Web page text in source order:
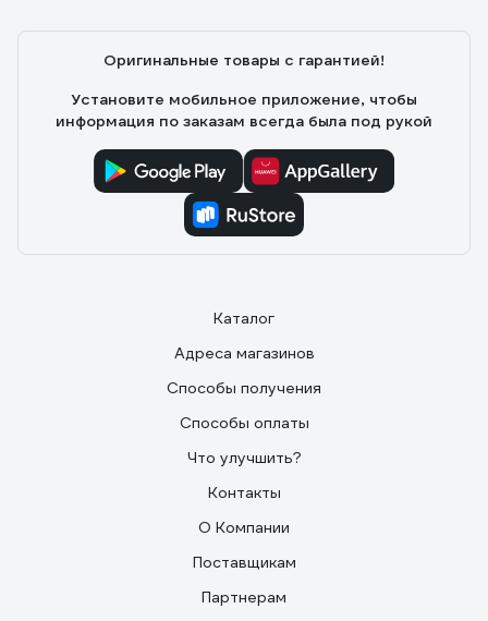
Оригинальные товары с гарантией!
Установите мобильное приложение, чтобы
информация по заказам всегда была под рукой
Каталог
Адреса магазинов
Способы получения
Способы оплаты
Что улучшить?
Контакты
О Компании
Поставщикам
Партнерам